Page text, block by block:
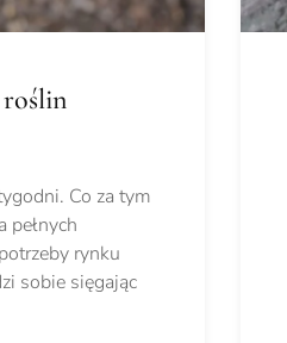
Co za tym
pełnych
rynku
sobie sięgając